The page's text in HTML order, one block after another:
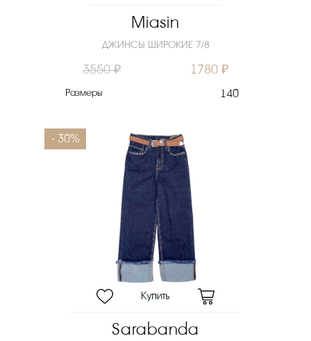
Miasin
ДЖИНСЫ ШИРОКИЕ 7/8
3550 ₽ 1780 ₽
Размеры 140
- 30%
Sarabanda